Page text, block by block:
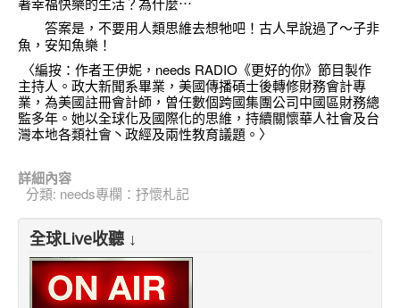
答案是，不要用人類思維去想牠吧！古人早說過了～子非
魚，安知魚樂！
〈編按：作者王伊妮，needs RADIO《更好的你》節目製作
主持人。政大新聞系畢業，美國傳播碩士後轉修財務會計專
業，為美國註冊會計師，曽任數個跨國集團公司中國區財務總
監多年。她以全球化及國際化的思維，持續關懷華人社會及台
灣本地各類社會丶政經及兩性教育議題。〉
詳細內容
分類: needs專欄：抒懷札記
全球Live收聽 ↓